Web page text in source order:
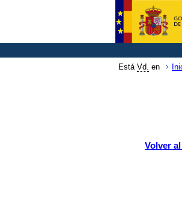
Está Vd. en
Volver